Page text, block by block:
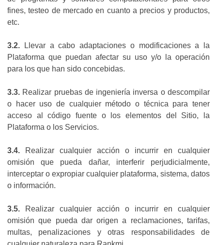
fines, testeo de mercado en cuanto a precios y productos,
etc.
3.2.
Llevar a cabo adaptaciones o modificaciones a la
Plataforma que puedan afectar su uso y/o la operación
para los que han sido concebidas.
3.3. Realizar pruebas de ingeniería inversa o descompilar
o hacer uso de cualquier método o técnica para tener
acceso al código fuente o los elementos del Sitio, la
Plataforma o los Servicios.
3.4.
Realizar cualquier acción o incurrir en cualquier
omisión que pueda dañar, interferir perjudicialmente,
interceptar o expropiar cualquier plataforma, sistema, datos
o información.
3.5.
Realizar cualquier acción o incurrir en cualquier
omisión que pueda dar origen a reclamaciones, tarifas,
multas, penalizaciones y otras responsabilidades de